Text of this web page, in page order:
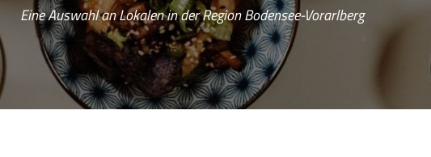
Eine Auswahl an Lokalen in der Region Bodensee-Vorarlberg